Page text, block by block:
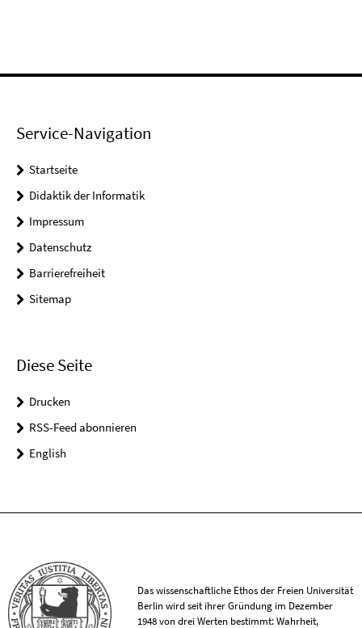
Service-Navigation
Startseite
Didaktik der Informatik
Impressum
Datenschutz
Barrierefreiheit
Sitemap
Diese Seite
Drucken
RSS-Feed abonnieren
English
Das wissenschaftliche Ethos der Freien Universität
Berlin wird seit ihrer Gründung im Dezember
1948 von drei Werten bestimmt: Wahrheit,